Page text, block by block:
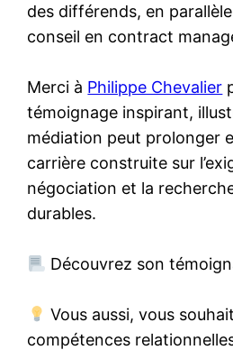
des différends, en
conseil en contract
Merci à Philippe Chevalier
témoignage inspirant,
médiation peut prolonger
carrière construite sur
négociation et la
durables.
Découvrez son
Vous aussi, vous
compétences